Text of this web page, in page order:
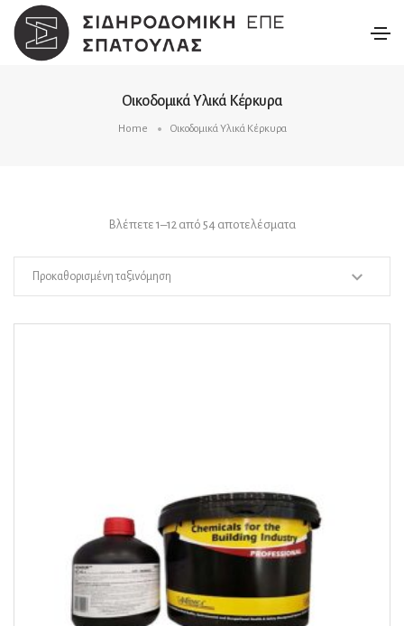
Οικοδομικά Υλικά Κέρκυρα
Home Οικοδομικά Υλικά Κέρκυρα
Βλέπετε 1–12 από 54 αποτελέσματα